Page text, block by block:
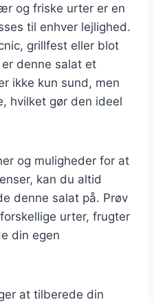
og friske urter er en
til enhver lejlighed.
grillfest eller blot
denne salat et
ikke kun sund, men
hvilket gør den ideel
og muligheder for at
kan du altid
denne salat på. Prøv
urter, frugter
din egen
at tilberede din